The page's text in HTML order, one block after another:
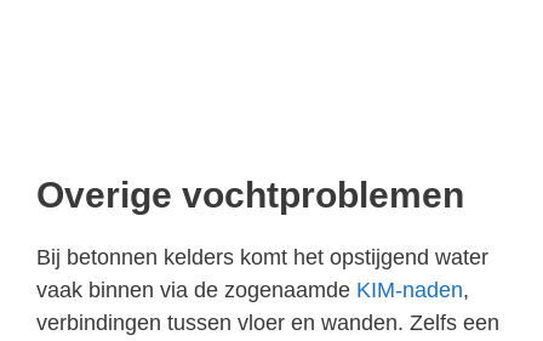
Overige vochtproblemen
Bij betonnen kelders komt het opstijgend water
vaak binnen via de zogenaamde KIM-naden,
verbindingen tussen vloer en wanden. Zelfs een